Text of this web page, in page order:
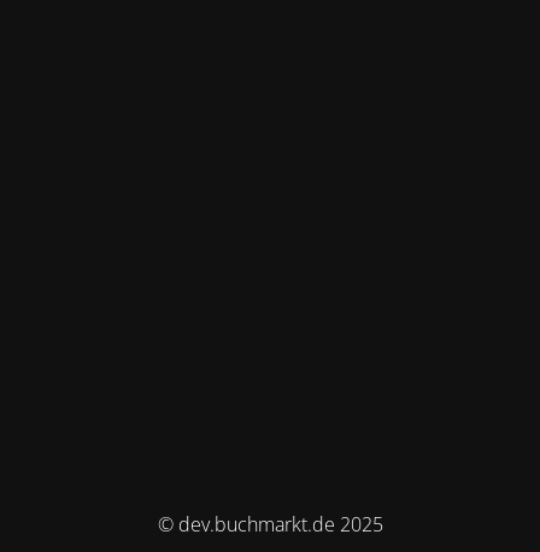
© dev.buchmarkt.de 2025